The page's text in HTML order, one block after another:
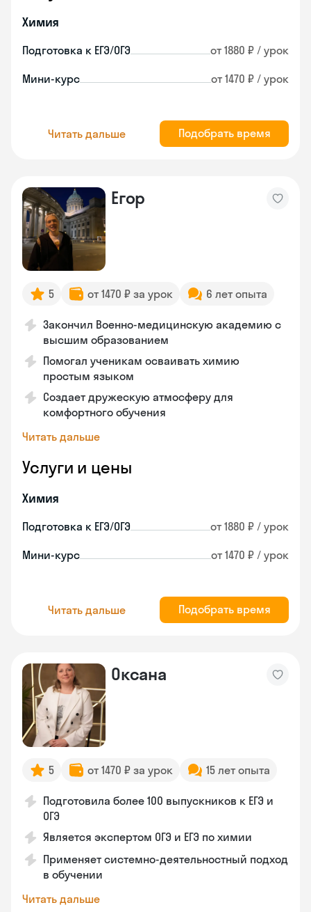
Химия
Подготовка к ЕГЭ/ОГЭ от 1880 ₽ / урок
Мини-курс от 1470 ₽ / урок
Читать дальше Подобрать время
Егор
5 от 1470 ₽ за урок 6 лет опыта
Закончил Военно-медицинскую академию с
высшим образованием
Помогал ученикам осваивать химию
простым языком
Создает дружескую атмосферу для
комфортного обучения
Читать дальше
Услуги и цены
Химия
Подготовка к ЕГЭ/ОГЭ от 1880 ₽ / урок
Мини-курс от 1470 ₽ / урок
Читать дальше Подобрать время
Оксана
5 от 1470 ₽ за урок 15 лет опыта
Подготовила более 100 выпускников к ЕГЭ и
ОГЭ
Является экспертом ОГЭ и ЕГЭ по химии
Применяет системно-деятельностный подход
в обучении
Читать дальше